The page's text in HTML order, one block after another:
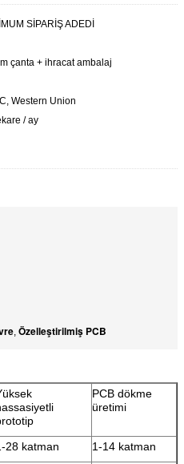
SİPARİŞ ADEDİ
çanta + ihracat ambalaj
Western Union
/ ay
, Özelleştirilmiş PCB
PCB dökme
üretimi
28 katman
1-14 katman